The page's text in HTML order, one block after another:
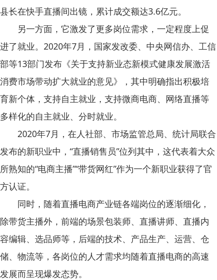
县长在快手直播间出镜，累计成交额达3.6亿元。
另一方面，它激发了更多岗位需求，一定程度上促
进了就业。2020年7月，国家发改委、中央网信办、工信
部等13部门发布《关于支持新业态新模式健康发展激活
消费市场带动扩大就业的意见》，其中明确指出积极培
育新个体，支持自主就业，支持微商电商、网络直播等
多样化的自主就业、分时就业。
2020年7月，在人社部、市场监管总局、统计局联合
发布的新职业中，“直播销售员”位列其中，这代表着大众
所熟知的“电商主播”“带货网红”作为一个新职业获得了官
方认证。
同时，随着直播电商产业链各端岗位的逐渐细化，
除带货主播外，前端的场景包装师、直播讲师、直播内
容编辑、选品师等，后端的技术、产品生产、运营、仓
储、物流等，各岗位的人才需求均随着直播电商的高速
发展而呈现爆发态势。